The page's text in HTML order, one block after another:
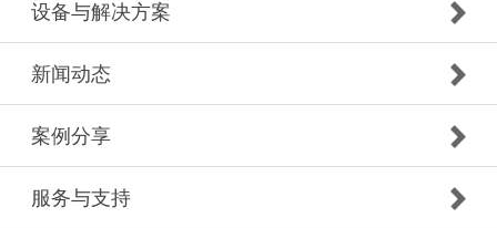
设备与解决方案
新闻动态
案例分享
服务与支持